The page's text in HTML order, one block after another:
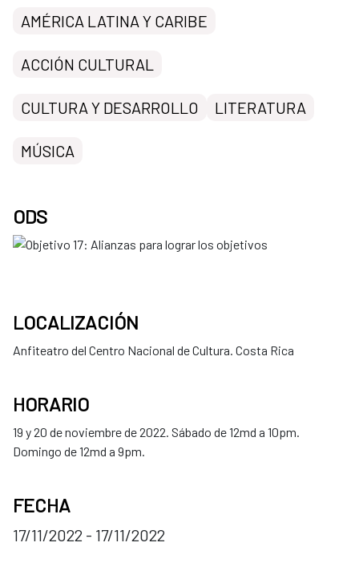
AMÉRICA LATINA Y CARIBE
ACCIÓN CULTURAL
CULTURA Y DESARROLLO LITERATURA
MÚSICA
ODS
LOCALIZACIÓN
Anfiteatro del Centro Nacional de Cultura. Costa Rica
HORARIO
19 y 20 de noviembre de 2022. Sábado de 12md a 10pm.
Domingo de 12md a 9pm.
FECHA
17/11/2022 - 17/11/2022